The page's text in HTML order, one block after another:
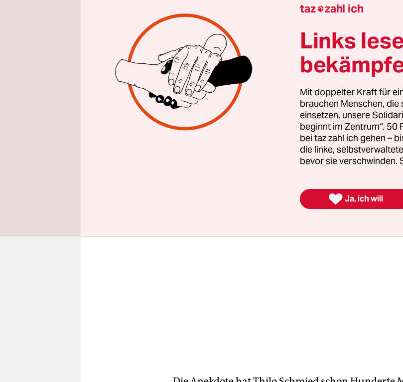
ausverkauften, kann gerne Thilo Schmied fragen.
dreizehn 1988 in der Seelenbinder-Halle sah, war
einschneidendes Erlebnis. Wir konnten gar nicht
tatsächlich in der DDR spielen. Für uns Ostler
unerreichbare Idole.“
Heute weiß der 39-Jährige, dass in den
stecken. Gern erzählt er die Geschichte von Andy
für den pseudokulinarischen Snack Toast Hawaii.
in den 80ern im Hansa Studio eine Platte
Dinger ständig im Restaurant nebenan
taz zahl ich
Links
Mit doppelter Kraft für
brauchen Menschen,
einsetzen, unsere
beginnt im Zentrum“. 50
bei taz zahl ich gehen –
die linke,
bevor sie verschwinden.
 Ja, ich will